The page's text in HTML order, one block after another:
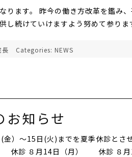
ります。 昨今の働き方改革を鑑み
し続けていけますよう努めて参り
長 Categories: NEWS
お知らせ
金）～15日(火)までを夏季休診と
休診 ８月14日（月） 休診 ８